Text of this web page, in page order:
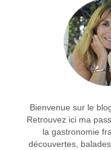
Bienvenue sur le
Retrouvez ici ma
la gastronomie
découvertes,